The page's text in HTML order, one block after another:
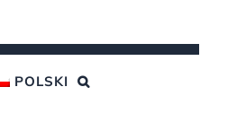
POLSKI